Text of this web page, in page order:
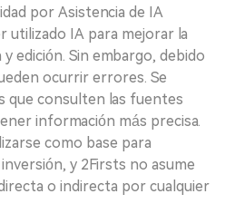
por Asistencia de IA
utilizado IA para mejorar la
edición. Sin embargo, debido
ocurrir errores. Se
que consulten las fuentes
información más precisa.
como base para
y 2Firsts no asume
o indirecta por cualquier